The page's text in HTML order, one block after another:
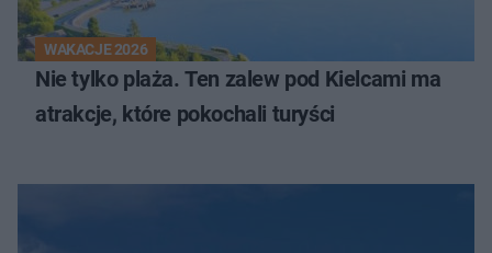
WAKACJE 2026
Nie tylko plaża. Ten zalew pod Kielcami ma
atrakcje, które pokochali turyści